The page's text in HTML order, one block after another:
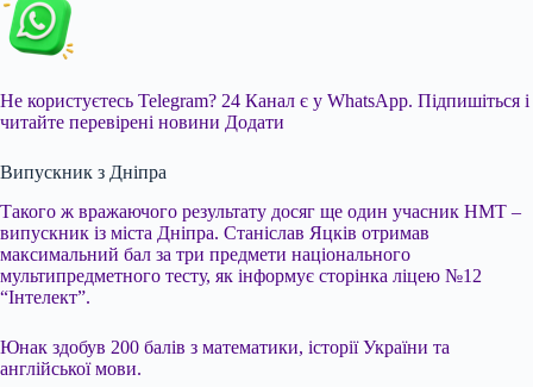
Не користуєтесь Telegram? 24 Канал є у WhatsApp. Підпишіться і
читайте перевірені новини Додати
Випускник з Дніпра
Такого ж вражаючого результату досяг ще один учасник НМТ –
випускник із міста Дніпра. Станіслав Яцків отримав
максимальний бал за три предмети національного
мультипредметного тесту, як інформує сторінка ліцею №12
“Інтелект”.
Юнак здобув 200 балів з математики, історії України та
англійської мови.